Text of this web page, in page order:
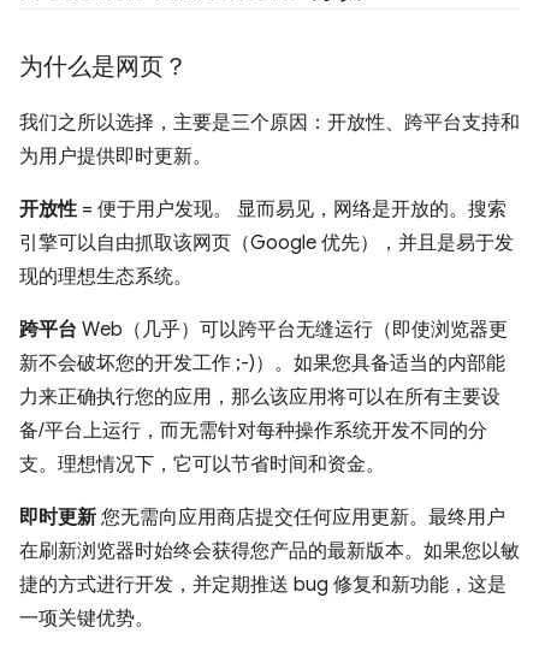
为什么是网页？
我们之所以选择，主要是三个原因：开放性、跨平台支持和
为用户提供即时更新。
开放性 = 便于用户发现。 显而易见，网络是开放的。搜索
引擎可以自由抓取该网页（Google 优先），并且是易于发
现的理想生态系统。
跨平台 Web（几乎）可以跨平台无缝运行（即使浏览器更
新不会破坏您的开发工作 ;-)）。如果您具备适当的内部能
力来正确执行您的应用，那么该应用将可以在所有主要设
备/平台上运行，而无需针对每种操作系统开发不同的分
支。理想情况下，它可以节省时间和资金。
即时更新 您无需向应用商店提交任何应用更新。最终用户
在刷新浏览器时始终会获得您产品的最新版本。如果您以敏
捷的方式进行开发，并定期推送 bug 修复和新功能，这是
一项关键优势。